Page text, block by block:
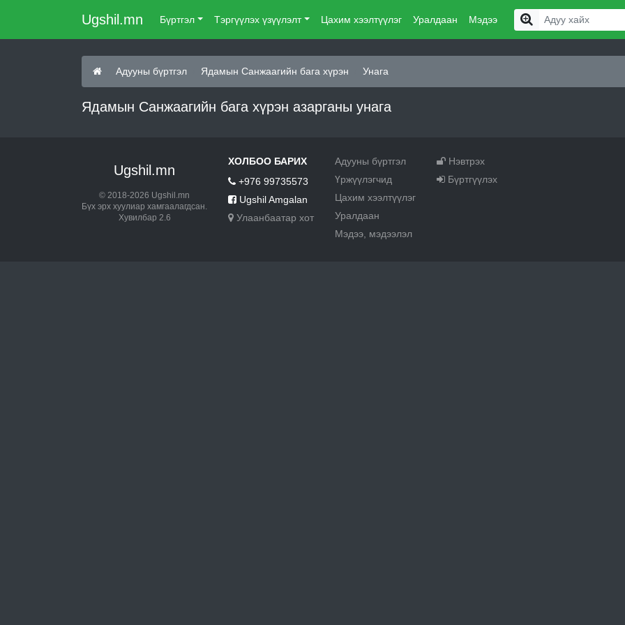
Ugshil.mn Бүртгэл Тэргүүлэх үзүүлэлт Цахим хээлтүүлэг Уралдаан Мэдээ
Адууны бүртгэл Ядамын Санжаагийн бага хүрэн Унага
Ядамын Санжаагийн бага хүрэн азарганы унага
Ugshil.mn
© 2018-2026 Ugshil.mn
Бүх эрх хуулиар хамгаалагдсан.
Хувилбар 2.6
ХОЛБОО БАРИХ
+976 99735573
Ugshil Amgalan
Улаанбаатар хот
Адууны бүртгэл
Үржүүлэгчид
Цахим хээлтүүлэг
Уралдаан
Мэдээ, мэдээлэл
Нэвтрэх
Бүртгүүлэх